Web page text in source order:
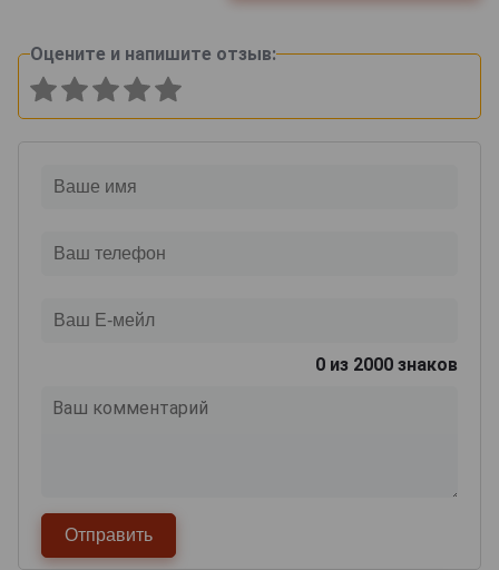
Оцените и напишите отзыв:
0 из 2000 знаков